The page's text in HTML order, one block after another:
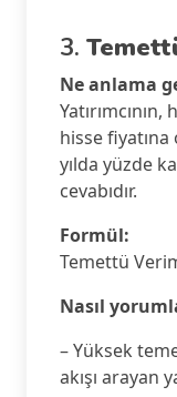
3.
Ne anlama
hisse fiyatına
yılda yüzde
cevabıdır.
Formül:
Temettü
Nasıl
– Yüksek
akışı arayan